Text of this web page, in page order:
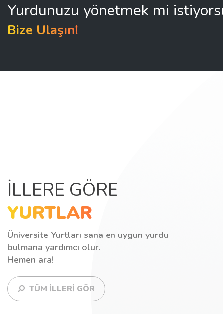
Yurdunuzu yönetmek mi
Bize Ulaşın!
İLLERE GÖRE
YURTLAR
Üniversite Yurtları sana en uygun yurdu
bulmana yardımcı olur.
Hemen ara!
TÜM İLLERİ GÖR